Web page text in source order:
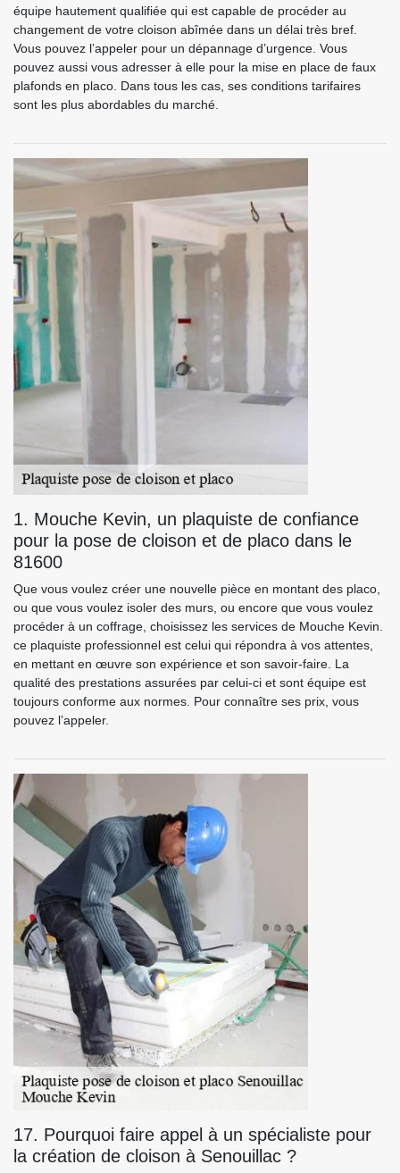
équipe hautement qualifiée qui est capable de procéder au
changement de votre cloison abîmée dans un délai très bref.
Vous pouvez l’appeler pour un dépannage d’urgence. Vous
pouvez aussi vous adresser à elle pour la mise en place de faux
plafonds en placo. Dans tous les cas, ses conditions tarifaires
sont les plus abordables du marché.
1. Mouche Kevin, un plaquiste de confiance
pour la pose de cloison et de placo dans le
81600
Que vous voulez créer une nouvelle pièce en montant des placo,
ou que vous voulez isoler des murs, ou encore que vous voulez
procéder à un coffrage, choisissez les services de Mouche Kevin.
ce plaquiste professionnel est celui qui répondra à vos attentes,
en mettant en œuvre son expérience et son savoir-faire. La
qualité des prestations assurées par celui-ci et sont équipe est
toujours conforme aux normes. Pour connaître ses prix, vous
pouvez l’appeler.
17. Pourquoi faire appel à un spécialiste pour
la création de cloison à Senouillac ?